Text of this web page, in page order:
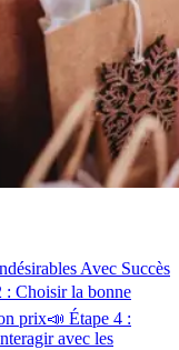
Avec Succès
: Choisir la bonne
prix📣 Étape 4 :
avec les